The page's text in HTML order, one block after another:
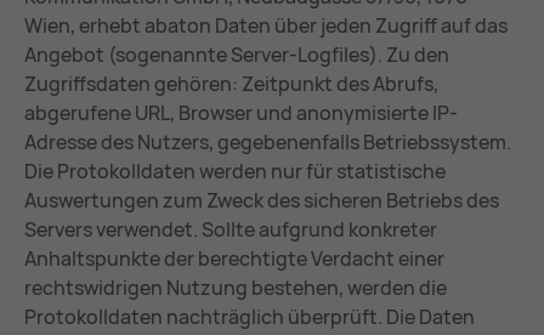
Wien, erhebt abaton Daten über jeden Zugriff auf das
Angebot (sogenannte Server-Logfiles). Zu den
Zugriffsdaten gehören: Zeitpunkt des Abrufs,
abgerufene URL, Browser und anonymisierte IP-
Adresse des Nutzers, gegebenenfalls Betriebssystem.
Die Protokolldaten werden nur für statistische
Auswertungen zum Zweck des sicheren Betriebs des
Servers verwendet. Sollte aufgrund konkreter
Anhaltspunkte der berechtigte Verdacht einer
rechtswidrigen Nutzung bestehen, werden die
Protokolldaten nachträglich überprüft. Die Daten